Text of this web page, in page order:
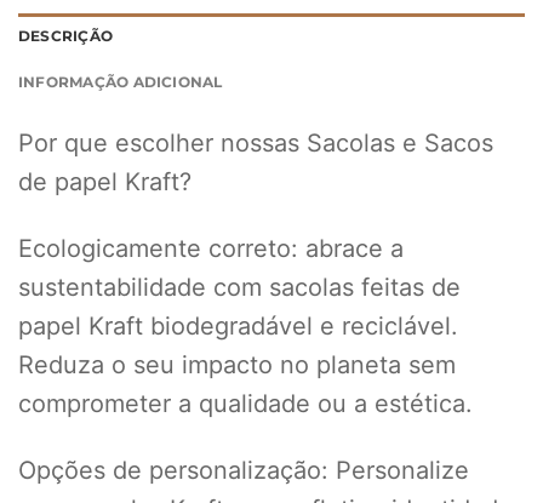
DESCRIÇÃO
INFORMAÇÃO ADICIONAL
Por que escolher nossas Sacolas e Sacos
de papel Kraft?
Ecologicamente correto: abrace a
sustentabilidade com sacolas feitas de
papel Kraft biodegradável e reciclável.
Reduza o seu impacto no planeta sem
comprometer a qualidade ou a estética.
Opções de personalização: Personalize